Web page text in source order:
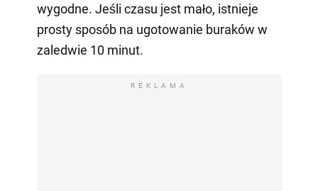
wygodne. Jeśli czasu jest mało, istnieje
prosty sposób na ugotowanie buraków w
zaledwie 10 minut.
REKLAMA